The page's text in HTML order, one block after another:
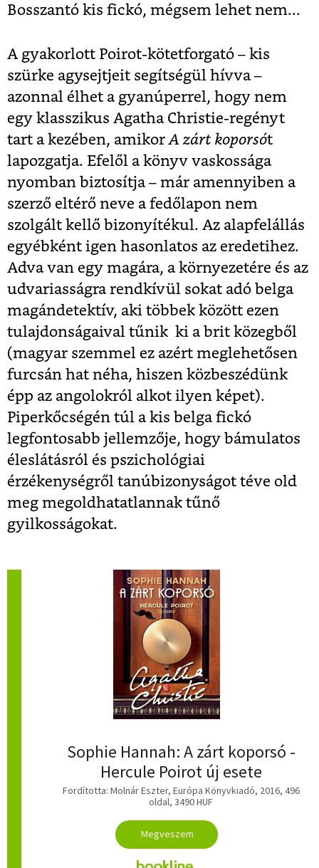
Bosszantó kis fickó, mégsem lehet nem...
A gyakorlott Poirot-kötetforgató – kis
szürke agysejtjeit segítségül hívva –
azonnal élhet a gyanúperrel, hogy nem
egy klasszikus Agatha Christie-regényt
tart a kezében, amikorA zárt koporsót
lapozgatja. Efelől a könyv vaskossága
nyomban biztosítja – már amennyiben a
szerző eltérő neve a fedőlapon nem
szolgált kellő bizonyítékul. Az alapfelállás
egyébként igen hasonlatos az eredetihez.
Adva van egy magára, a környezetére és az
udvariasságra rendkívül sokat adó belga
magándetektív, aki többek között ezen
tulajdonságaival tűnik ki a brit közegből
(magyar szemmel ez azért meglehetősen
furcsán hat néha, hiszen közbeszédünk
épp az angolokról alkot ilyen képet).
Piperkőcségén túl a kis belga fickó
legfontosabb jellemzője, hogy bámulatos
éleslátásról és pszichológiai
érzékenységről tanúbizonyságot téve old
meg megoldhatatlannak tűnő
gyilkosságokat.
Sophie Hannah: A zárt koporsó -
Hercule Poirot új esete
Fordította: Molnár Eszter, Európa Könyvkiadó, 2016, 496
oldal, 3490 HUF